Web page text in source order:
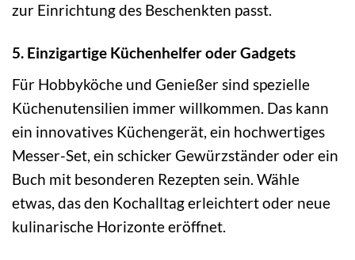
zur Einrichtung des Beschenkten passt.
5. Einzigartige Küchenhelfer oder Gadgets
Für Hobbyköche und Genießer sind spezielle
Küchenutensilien immer willkommen. Das kann
ein innovatives Küchengerät, ein hochwertiges
Messer-Set, ein schicker Gewürzständer oder ein
Buch mit besonderen Rezepten sein. Wähle
etwas, das den Kochalltag erleichtert oder neue
kulinarische Horizonte eröffnet.